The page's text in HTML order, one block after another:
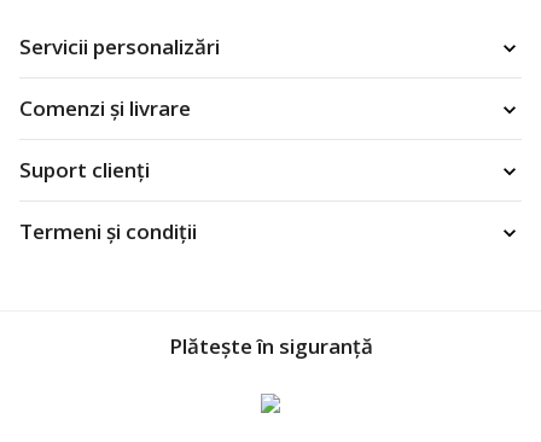
Servicii personalizări
Comenzi și livrare
Suport clienți
Termeni și condiții
Plătește în siguranță